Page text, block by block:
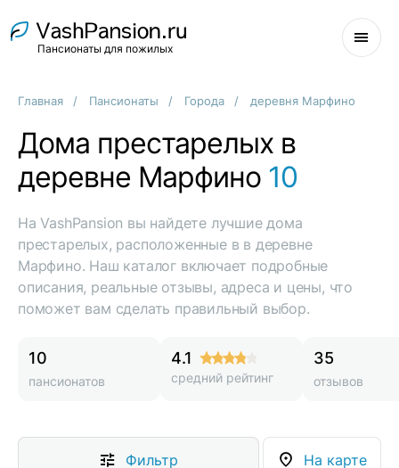
Пансионаты для пожилых
Главная Пансионаты Города деревня Марфино
Дома престарелых в
деревне Марфино 10
На VashPansion вы найдете лучшие дома
престарелых, расположенные в в деревне
Марфино. Наш каталог включает подробные
описания, реальные отзывы, адреса и цены, что
поможет вам сделать правильный выбор.
10
пансионатов
4.1
средний рейтинг
35
отзывов
Фильтр На карте